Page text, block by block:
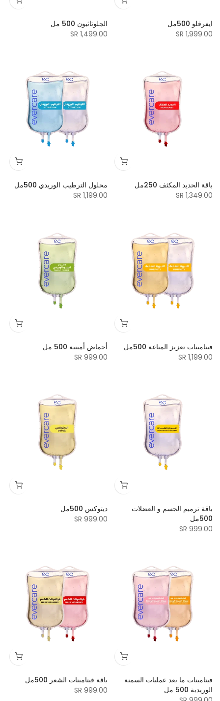
ايفرقلو 500مل
1,999.00 SR
الجلوتاثيون 500 مل
1,499.00 SR
باقة الحديد المكثف 250مل
1,349.00 SR
محلول الترطيب الوريدي 500مل
1,199.00 SR
فيتامينات تعزيز المناعة 500مل
1,199.00 SR
أحماض أمينية 500 مل
999.00 SR
باقة ترميم الجسم و العضلات
500مل
999.00 SR
ديتوكس 500مل
999.00 SR
فيتامينات ما بعد عمليات السمنة
الوريدية 500 مل
باقة فيتامينات الشعر 500مل
999.00 SR